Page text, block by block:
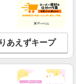
あえずキープ